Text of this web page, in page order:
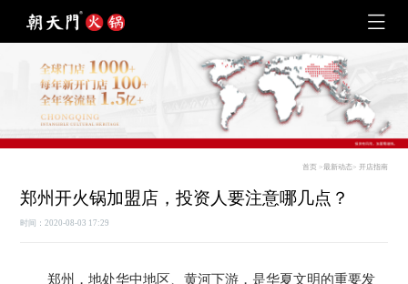
首页 >最新动态> 开店指南
郑州开火锅加盟店，投资人要注意哪几点？
时间：2020-08-03 17:29
郑州，地处华中地区、黄河下游，是华夏文明的重要发